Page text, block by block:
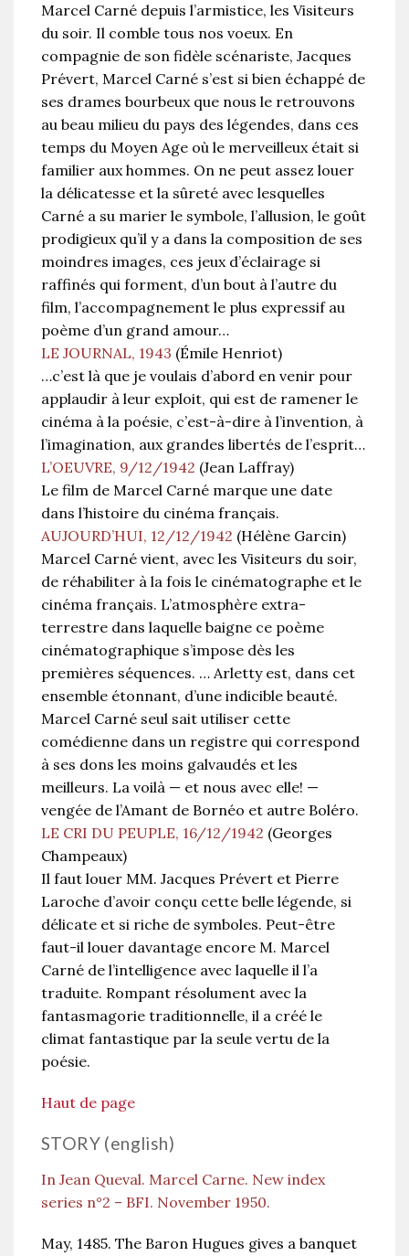
Marcel Carné depuis l’armistice, les Visiteurs
du soir. Il comble tous nos voeux. En
compagnie de son fidèle scénariste, Jacques
Prévert, Marcel Carné s’est si bien échappé de
ses drames bourbeux que nous le retrouvons
au beau milieu du pays des légendes, dans ces
temps du Moyen Age où le merveilleux était si
familier aux hommes. On ne peut assez louer
la délicatesse et la sûreté avec lesquelles
Carné a su marier le symbole, l’allusion, le goût
prodigieux qu’il y a dans la composition de ses
moindres images, ces jeux d’éclairage si
raffinés qui forment, d’un bout à l’autre du
film, l’accompagnement le plus expressif au
poème d’un grand amour…
LE JOURNAL, 1943 (Émile Henriot)
…c’est là que je voulais d’abord en venir pour
applaudir à leur exploit, qui est de ramener le
cinéma à la poésie, c’est-à-dire à l’invention, à
l’imagination, aux grandes libertés de l’esprit…
L’OEUVRE, 9/12/1942 (Jean Laffray)
Le film de Marcel Carné marque une date
dans l’histoire du cinéma français.
AUJOURD’HUI, 12/12/1942 (Hélène Garcin)
Marcel Carné vient, avec les Visiteurs du soir,
de réhabiliter à la fois le cinématographe et le
cinéma français. L’atmosphère extra-
terrestre dans laquelle baigne ce poème
cinématographique s’impose dès les
premières séquences. … Arletty est, dans cet
ensemble étonnant, d’une indicible beauté.
Marcel Carné seul sait utiliser cette
comédienne dans un registre qui correspond
à ses dons les moins galvaudés et les
meilleurs. La voilà — et nous avec elle! —
vengée de l’Amant de Bornéo et autre Boléro.
LE CRI DU PEUPLE, 16/12/1942 (Georges
Champeaux)
Il faut louer MM. Jacques Prévert et Pierre
Laroche d’avoir conçu cette belle légende, si
délicate et si riche de symboles. Peut-être
faut-il louer davantage encore M. Marcel
Carné de l’intelligence avec laquelle il l’a
traduite. Rompant résolument avec la
fantasmagorie traditionnelle, il a créé le
climat fantastique par la seule vertu de la
poésie.
Haut de page
STORY (english)
In Jean Queval. Marcel Carne. New index
series n°2 – BFI. November 1950.
May, 1485. The Baron Hugues gives a banquet